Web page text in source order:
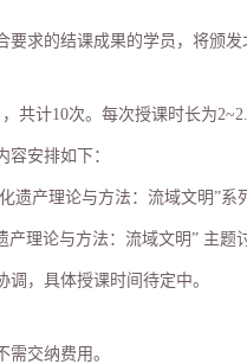
要求的结课成果的学员，将颁
，共计10次。每次授课时长为
安排如下：
遗产理论与方法：流域文明”系
产理论与方法：流域文明” 主题
，具体授课时间待定中。
交纳费用。